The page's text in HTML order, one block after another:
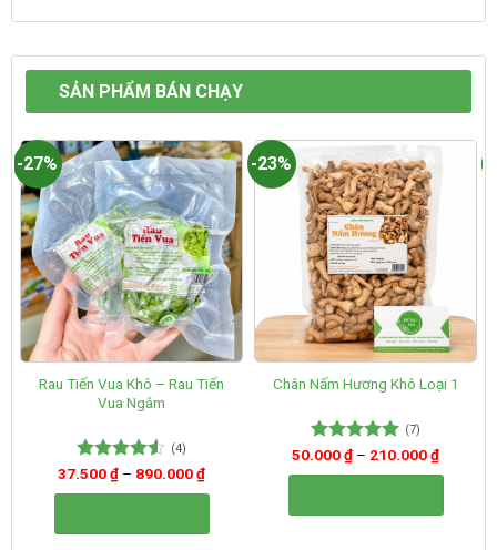
SẢN PHẨM BÁN CHẠY
-27%
Rau Tiến Vua Khô – Rau Tiến
Vua Ngâm
Được xếp
hạng4.50
(4)
37.500₫ – 890.000₫
-23%
Chân Nấm Hương Khô Loại 1
Được xếp
hạng5.00
(7)
50.000₫ – 210.000₫